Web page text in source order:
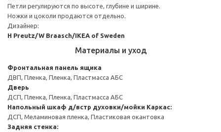
Петли регулируются по высоте, глубине и ширине.
Ножки и цоколи продаются отдельно.
Дизайнер:
H Preutz/W Braasch/IKEA of Sweden
Материалы и уход
Фронтальная панель ящика
ДВП, Пленка, Пленка, Пластмасса АБС
Дверь
ДСП, Пленка, Пленка, Пластмасса АБС
Напольный шкаф д/встр духовки/мойки Каркас:
ДСП, Меламиновая пленка, Пластиковая окантовка
Задняя стенка: